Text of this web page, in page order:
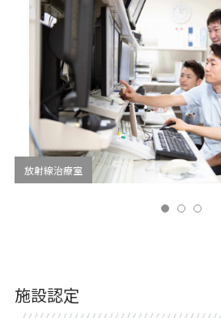
放射線治療室
施設認定